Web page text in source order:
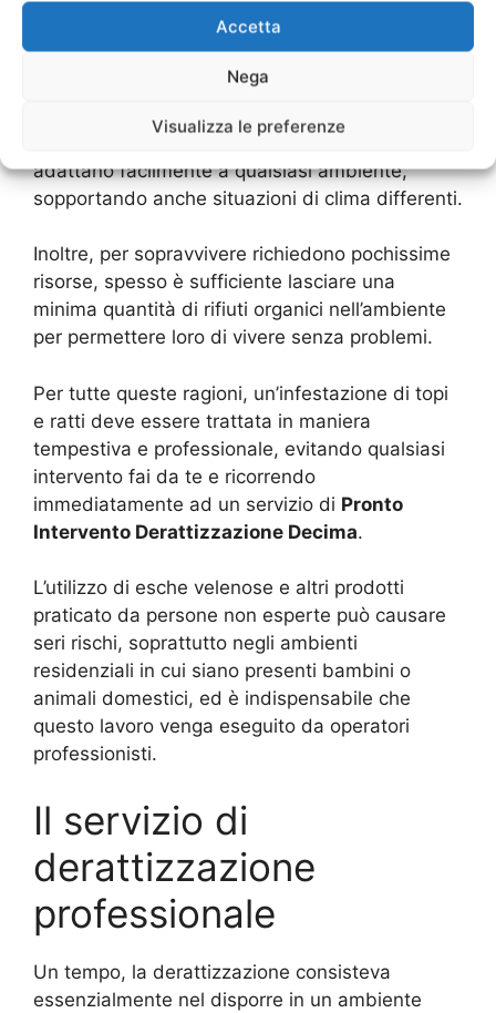
Accetta
Nega
Visualizza le preferenze
Topi e ratti diffondono facilmente malattie e
infezioni piuttosto gravi attraverso gli
escrementi e l’urina, il contatto diretto, i morsi e
la contaminazione dei prodotti alimentari, si
moltiplicano enormemente e rapidamente e si
adattano facilmente a qualsiasi ambiente,
sopportando anche situazioni di clima differenti.
Inoltre, per sopravvivere richiedono pochissime
risorse, spesso è sufficiente lasciare una
minima quantità di rifiuti organici nell’ambiente
per permettere loro di vivere senza problemi.
Per tutte queste ragioni, un’infestazione di topi
e ratti deve essere trattata in maniera
tempestiva e professionale, evitando qualsiasi
intervento fai da te e ricorrendo
immediatamente ad un servizio di Pronto
Intervento Derattizzazione Decima.
L’utilizzo di esche velenose e altri prodotti
praticato da persone non esperte può causare
seri rischi, soprattutto negli ambienti
residenziali in cui siano presenti bambini o
animali domestici, ed è indispensabile che
questo lavoro venga eseguito da operatori
professionisti.
Il servizio di
derattizzazione
professionale
Un tempo, la derattizzazione consisteva
essenzialmente nel disporre in un ambiente